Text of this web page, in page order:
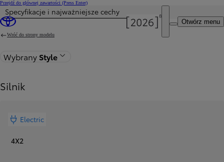
Przejdź do głównej zawartości (Press Enter)
Otwórz menu
Cena została zaktualizowana Cena Twojej konfiguracji została zmieniona na 175 900 zł.
Specyfikacje i najważniejsze cechy
Wróć do strony modelu
Wybrany Style
Silnik
Electric
4X2